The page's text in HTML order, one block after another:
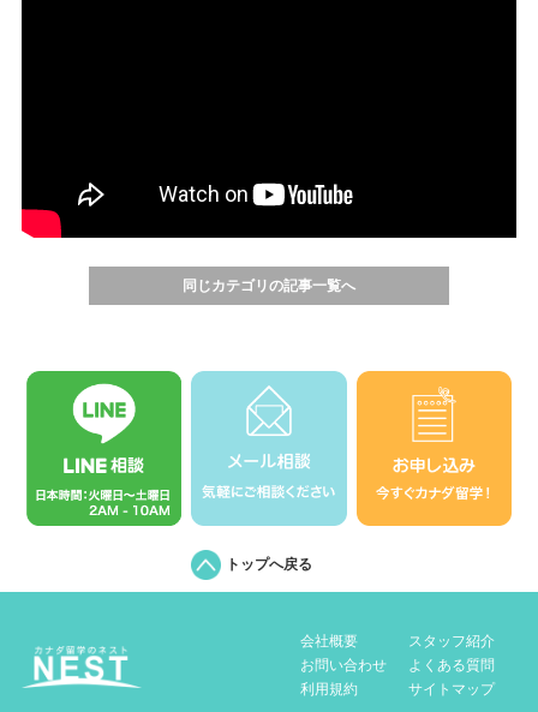
同じカテゴリの記事一覧へ
トップへ戻る
会社概要
スタッフ紹介
お問い合わせ
よくある質問
利用規約
サイトマップ